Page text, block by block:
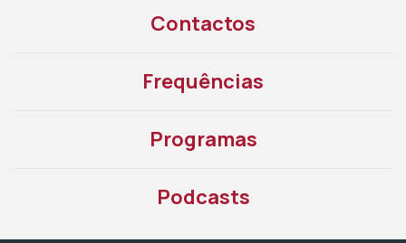
Contactos
Frequências
Programas
Podcasts